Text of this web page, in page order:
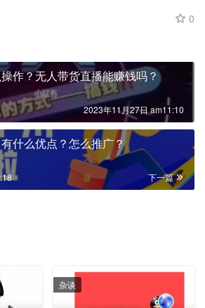
0
作？无人带货直播能赚钱吗？
2023年11月27日 am11:10
什么优点？怎么推广？
下一篇
杂谈